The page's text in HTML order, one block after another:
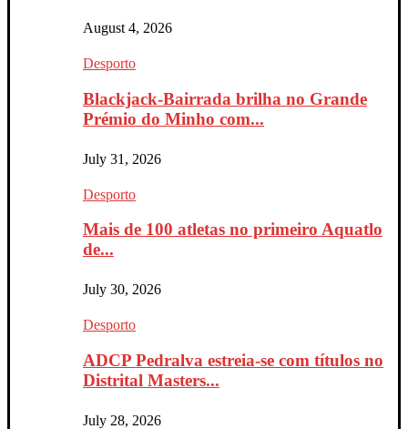
August 4, 2026
Desporto
Blackjack-Bairrada brilha no Grande
Prémio do Minho com...
July 31, 2026
Desporto
Mais de 100 atletas no primeiro Aquatlo
de...
July 30, 2026
Desporto
ADCP Pedralva estreia-se com títulos no
Distrital Masters...
July 28, 2026